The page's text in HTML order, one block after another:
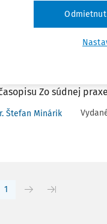
k činom (na
slobody)
k činom V príspevku
Zo súdnej
Štefan Minárik
1